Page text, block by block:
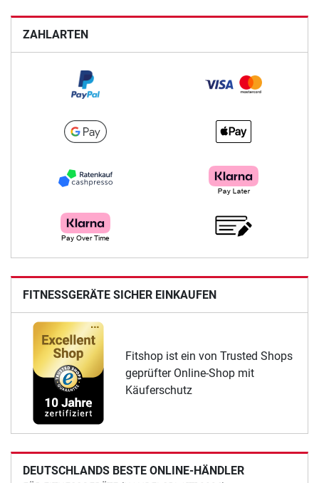
ZAHLARTEN
FITNESSGERÄTE SICHER EINKAUFEN
Fitshop ist ein von Trusted Shops
geprüfter Online-Shop mit
Käuferschutz
DEUTSCHLANDS BESTE ONLINE-HÄNDLER